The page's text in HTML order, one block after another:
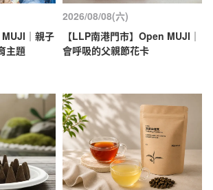
MUJI｜親子
主題
2026/08/08(六)
【LLP南港門市】Open MUJI｜
會呼吸的父親節花卡